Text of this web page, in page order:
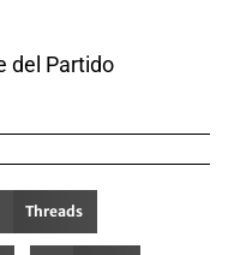
del Partido
Threads